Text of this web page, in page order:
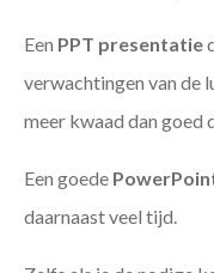
Een PPT presentatie
verwachtingen van de
meer kwaad dan goed
Een goede
daarnaast veel tijd.